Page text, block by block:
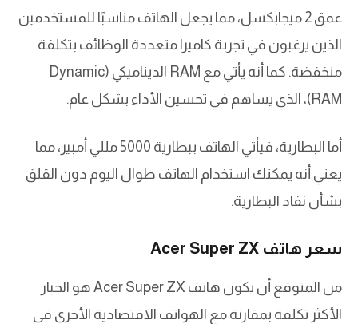
عمق 2 ميجابكسل، مما يجعل الهاتف مناسبًا للمستخدمين
الذين يرغبون في تجربة كاميرا متعددة الوظائف بتكلفة
منخفضة. كما أنه يأتي مع RAM الديناميكي (Dynamic
RAM)، الذي يساهم في تحسين الأداء بشكل عام.
أما البطارية، فيأتي الهاتف ببطارية 5000 مللي أمبير، مما
يعني أنه يمكنك استخدام الهاتف طوال اليوم دون القلق
بشأن نفاد البطارية.
سعر هاتف Acer Super ZX
من المتوقع أن يكون هاتف Acer Super ZX هو الخيار
الأكثر تكلفة بمقارنة مع الهواتف الاقتصادية الأخرى في